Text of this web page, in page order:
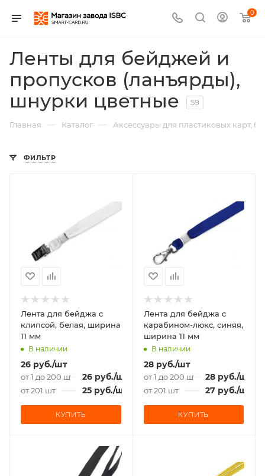
0
Ленты для бейджей и
пропусков (ланъярды),
шнурки цветные
59
Главная — Каталог — Аксессуары для пластиковых карт,
ФИЛЬТР
Лента для бейджа c
клипсой, белая, ширина
11 мм
В наличии
26 руб./шт
от 1 до 200 шт 26 руб./шт
от 201 шт 25 руб./шт
КУПИТЬ
Лента для бейджа c
карабином-люкс, синяя,
ширина 11 мм
В наличии
28руб./шт
от 1 до 200 шт 28руб./шт
от 201 шт 27руб./шт
КУПИТЬ